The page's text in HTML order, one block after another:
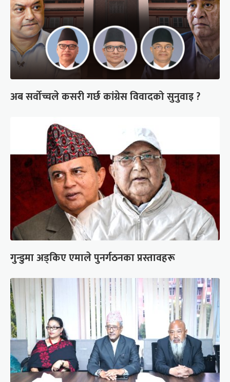
अब सर्वोच्चले कसरी गर्छ कांग्रेस विवादको सुनुवाइ ?
गुन्डुमा अड्किए एमाले पुनर्गठनका प्रस्तावहरू